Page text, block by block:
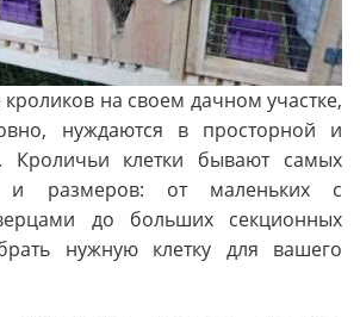
на своем дачном участке,
нуждаются в просторной и
Кроличьи клетки бывают самых
и размеров: от маленьких с
до больших секционных
нужную клетку для вашего